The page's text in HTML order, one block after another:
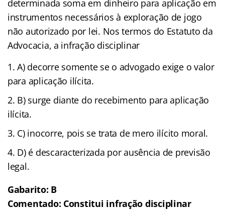
determinada soma em dinheiro para aplicação em
instrumentos necessários à exploração de jogo
não autorizado por lei. Nos termos do Estatuto da
Advocacia, a infração disciplinar
A) decorre somente se o advogado exige o valor
para aplicação ilícita.
B) surge diante do recebimento para aplicação
ilícita.
C) inocorre, pois se trata de mero ilícito moral.
D) é descaracterizada por ausência de previsão
legal.
Gabarito: B
Comentado: Constitui infração disciplinar